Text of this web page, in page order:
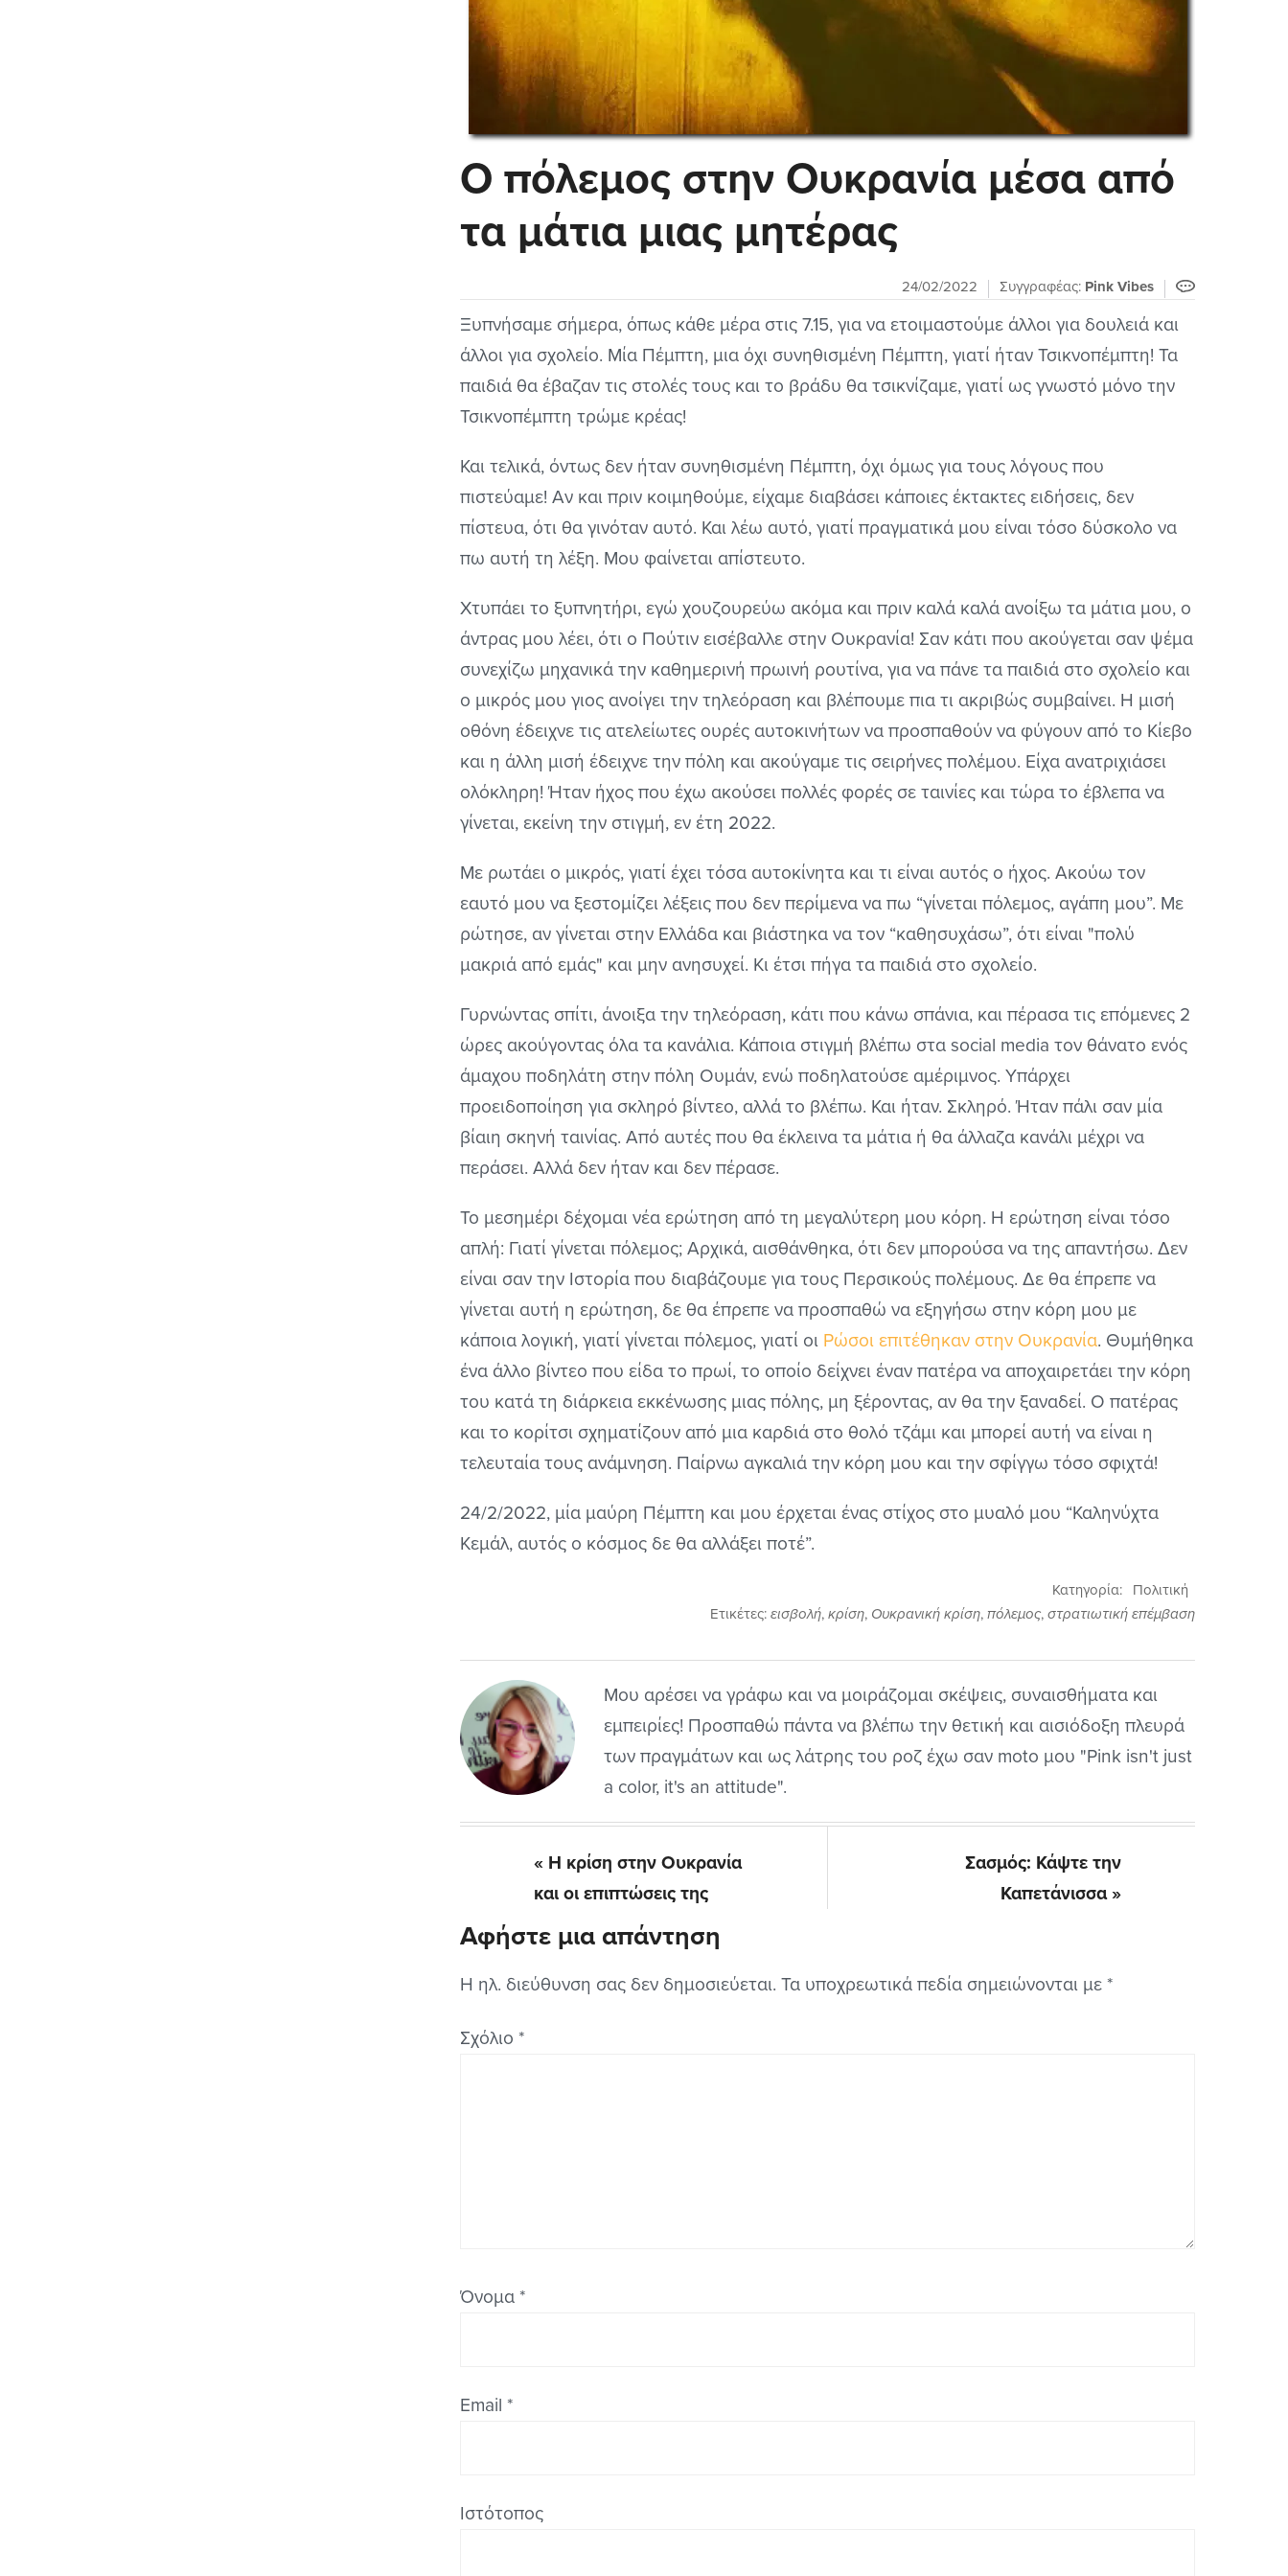
Ο πόλεμος στην Ουκρανία μέσα από
τα μάτια μιας μητέρας
24/02/2022 Συγγραφέας: Pink Vibes
Ξυπνήσαμε σήμερα, όπως κάθε μέρα στις 7.15, για να ετοιμαστούμε άλλοι για δουλειά και
άλλοι για σχολείο. Μία Πέμπτη, μια όχι συνηθισμένη Πέμπτη, γιατί ήταν Τσικνοπέμπτη! Τα
παιδιά θα έβαζαν τις στολές τους και το βράδυ θα τσικνίζαμε, γιατί ως γνωστό μόνο την
Τσικνοπέμπτη τρώμε κρέας!
Και τελικά, όντως δεν ήταν συνηθισμένη Πέμπτη, όχι όμως για τους λόγους που
πιστεύαμε! Αν και πριν κοιμηθούμε, είχαμε διαβάσει κάποιες έκτακτες ειδήσεις, δεν
πίστευα, ότι θα γινόταν αυτό. Και λέω αυτό, γιατί πραγματικά μου είναι τόσο δύσκολο να
πω αυτή τη λέξη. Μου φαίνεται απίστευτο.
Χτυπάει το ξυπνητήρι, εγώ χουζουρεύω ακόμα και πριν καλά καλά ανοίξω τα μάτια μου, ο
άντρας μου λέει, ότι ο Πούτιν εισέβαλλε στην Ουκρανία! Σαν κάτι που ακούγεται σαν ψέμα
συνεχίζω μηχανικά την καθημερινή πρωινή ρουτίνα, για να πάνε τα παιδιά στο σχολείο και
ο μικρός μου γιος ανοίγει την τηλεόραση και βλέπουμε πια τι ακριβώς συμβαίνει. Η μισή
οθόνη έδειχνε τις ατελείωτες ουρές αυτοκινήτων να προσπαθούν να φύγουν από το Κίεβο
και η άλλη μισή έδειχνε την πόλη και ακούγαμε τις σειρήνες πολέμου. Είχα ανατριχιάσει
ολόκληρη! Ήταν ήχος που έχω ακούσει πολλές φορές σε ταινίες και τώρα το έβλεπα να
γίνεται, εκείνη την στιγμή, εν έτη 2022.
Με ρωτάει ο μικρός, γιατί έχει τόσα αυτοκίνητα και τι είναι αυτός ο ήχος. Ακούω τον
εαυτό μου να ξεστομίζει λέξεις που δεν περίμενα να πω “γίνεται πόλεμος, αγάπη μου”. Με
ρώτησε, αν γίνεται στην Ελλάδα και βιάστηκα να τον “καθησυχάσω”, ότι είναι "πολύ
μακριά από εμάς" και μην ανησυχεί. Κι έτσι πήγα τα παιδιά στο σχολείο.
Γυρνώντας σπίτι, άνοιξα την τηλεόραση, κάτι που κάνω σπάνια, και πέρασα τις επόμενες 2
ώρες ακούγοντας όλα τα κανάλια. Κάποια στιγμή βλέπω στα social media τον θάνατο ενός
άμαχου ποδηλάτη στην πόλη Ουμάν, ενώ ποδηλατούσε αμέριμνος. Υπάρχει
προειδοποίηση για σκληρό βίντεο, αλλά το βλέπω. Και ήταν. Σκληρό. Ήταν πάλι σαν μία
βίαιη σκηνή ταινίας. Από αυτές που θα έκλεινα τα μάτια ή θα άλλαζα κανάλι μέχρι να
περάσει. Αλλά δεν ήταν και δεν πέρασε.
Το μεσημέρι δέχομαι νέα ερώτηση από τη μεγαλύτερη μου κόρη. Η ερώτηση είναι τόσο
απλή: Γιατί γίνεται πόλεμος; Αρχικά, αισθάνθηκα, ότι δεν μπορούσα να της απαντήσω. Δεν
είναι σαν την Ιστορία που διαβάζουμε για τους Περσικούς πολέμους. Δε θα έπρεπε να
γίνεται αυτή η ερώτηση, δε θα έπρεπε να προσπαθώ να εξηγήσω στην κόρη μου με
κάποια λογική, γιατί γίνεται πόλεμος, γιατί οι Ρώσοι επιτέθηκαν στην Ουκρανία. Θυμήθηκα
ένα άλλο βίντεο που είδα το πρωί, το οποίο δείχνει έναν πατέρα να αποχαιρετάει την κόρη
του κατά τη διάρκεια εκκένωσης μιας πόλης, μη ξέροντας, αν θα την ξαναδεί. Ο πατέρας
και το κορίτσι σχηματίζουν από μια καρδιά στο θολό τζάμι και μπορεί αυτή να είναι η
τελευταία τους ανάμνηση. Παίρνω αγκαλιά την κόρη μου και την σφίγγω τόσο σφιχτά!
24/2/2022, μία μαύρη Πέμπτη και μου έρχεται ένας στίχος στο μυαλό μου “Καληνύχτα
Κεμάλ, αυτός ο κόσμος δε θα αλλάξει ποτέ”.​
Κατηγορία:
Πολιτική
Ετικέτες: εισβολή, κρίση, Ουκρανική κρίση, πόλεμος, στρατιωτική επέμβαση
Μου αρέσει να γράφω και να μοιράζομαι σκέψεις, συναισθήματα και
εμπειρίες! Προσπαθώ πάντα να βλέπω την θετική και αισιόδοξη πλευρά
των πραγμάτων και ως λάτρης του ροζ έχω σαν moto μου "Pink isn't just
a color, it's an attitude".
Previous
Post:
« Η κρίση στην Ουκρανία
και οι επιπτώσεις της
Next
Post:
Σασμός: Κάψτε την
Καπετάνισσα »
Reader
Interactions
Αφήστε μια απάντηση
Η ηλ. διεύθυνση σας δεν δημοσιεύεται. Τα υποχρεωτικά πεδία σημειώνονται με*
Σχόλιο*
Όνομα*
Email*
Ιστότοπος